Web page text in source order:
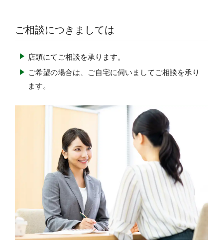
ご相談につきましては
店頭にてご相談を承ります。
ご希望の場合は、ご自宅に伺いましてご相談を承り
ます。